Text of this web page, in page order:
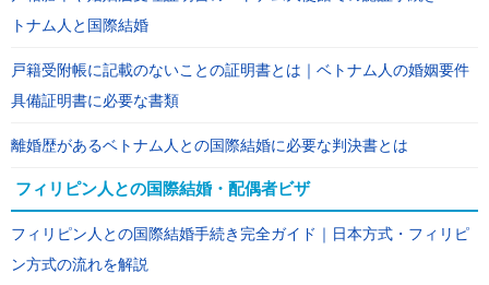
トナム人と国際結婚
戸籍受附帳に記載のないことの証明書とは｜ベトナム人の婚姻要件
具備証明書に必要な書類
離婚歴があるベトナム人との国際結婚に必要な判決書とは
フィリピン人との国際結婚・配偶者ビザ
フィリピン人との国際結婚手続き完全ガイド｜日本方式・フィリピ
ン方式の流れを解説